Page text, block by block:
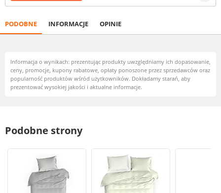
PODOBNE INFORMACJE OPINIE
Informacja o wynikach: prezentując produkty uwzględniamy ich dopasowanie,
ceny, promocje, kupony rabatowe, opłaty ponoszone przez sprzedawców oraz
popularność produktów wśród użytkowników. Dokładamy starań, aby
prezentować wysokiej jakości i aktualne informacje.
Podobne strony